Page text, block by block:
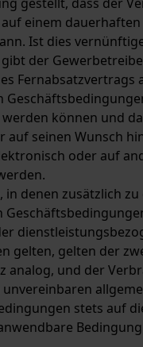
gestellt, dass der
einem
Ist dies
der
Fernabsatzvertrags
können und
auf seinen Wunsch
oder auf
in denen zusätzlich zu
gelten, gelten der
analog, und der
unvereinbaren
stets auf